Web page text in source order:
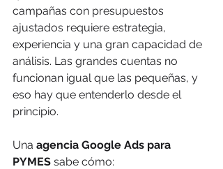
campañas con presupuestos
ajustados requiere estrategia,
experiencia y una gran capacidad de
análisis. Las grandes cuentas no
funcionan igual que las pequeñas, y
eso hay que entenderlo desde el
principio.
Una agencia Google Ads para
PYMES sabe cómo: